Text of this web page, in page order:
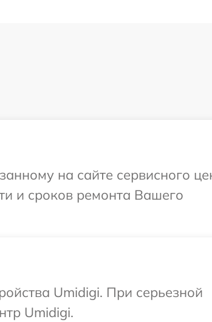
на сайте сервисного
и сроков ремонта Вашего
Umidigi. При серьезной
Umidigi.